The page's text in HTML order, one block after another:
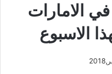
الامارات
الاسبوع